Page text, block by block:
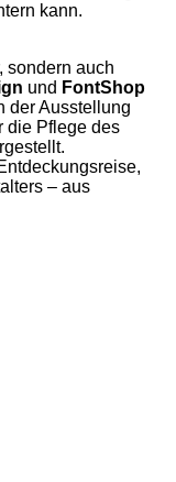
kann.
sondern auch
und FontShop
der Ausstellung
die Pflege des
– aus